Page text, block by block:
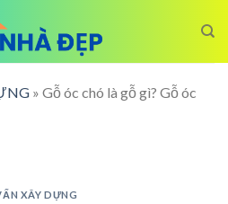
» Gỗ óc chó là gỗ gì? Gỗ óc
XÂY DỰNG